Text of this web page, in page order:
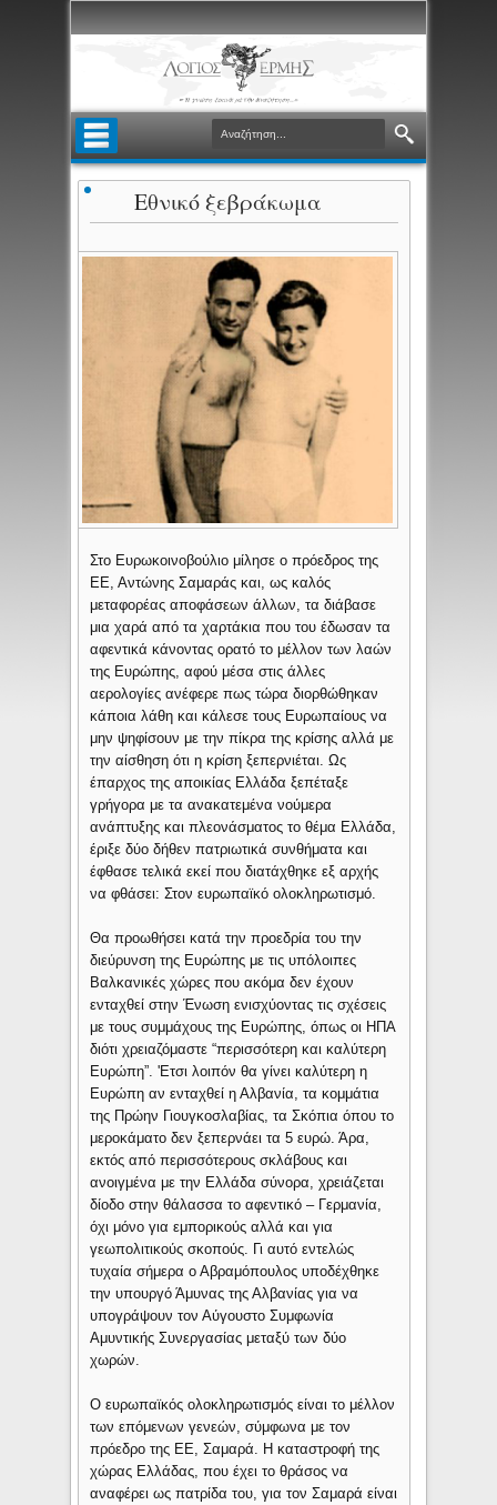
Εθνικό ξεβράκωμα
Στο Ευρωκοινοβούλιο μίλησε ο πρόεδρος της
ΕΕ, Αντώνης Σαμαράς και, ως καλός
μεταφορέας αποφάσεων άλλων, τα διάβασε
μια χαρά από τα χαρτάκια που του έδωσαν τα
αφεντικά κάνοντας ορατό το μέλλον των λαών
της Ευρώπης, αφού μέσα στις άλλες
αερολογίες ανέφερε πως τώρα διορθώθηκαν
κάποια λάθη και κάλεσε τους Ευρωπαίους να
μην ψηφίσουν με την πίκρα της κρίσης αλλά με
την αίσθηση ότι η κρίση ξεπερνιέται. Ως
έπαρχος της αποικίας Ελλάδα ξεπέταξε
γρήγορα με τα ανακατεμένα νούμερα
ανάπτυξης και πλεονάσματος το θέμα Ελλάδα,
έριξε δύο δήθεν πατριωτικά συνθήματα και
έφθασε τελικά εκεί που διατάχθηκε εξ αρχής
να φθάσει: Στον ευρωπαϊκό ολοκληρωτισμό.
Θα προωθήσει κατά την προεδρία του την
διεύρυνση της Ευρώπης με τις υπόλοιπες
Βαλκανικές χώρες που ακόμα δεν έχουν
ενταχθεί στην Ένωση ενισχύοντας τις σχέσεις
με τους συμμάχους της Ευρώπης, όπως οι ΗΠΑ
διότι χρειαζόμαστε “περισσότερη και καλύτερη
Ευρώπη”. 'Ετσι λοιπόν θα γίνει καλύτερη η
Ευρώπη αν ενταχθεί η Αλβανία, τα κομμάτια
της Πρώην Γιουγκοσλαβίας, τα Σκόπια όπου το
μεροκάματο δεν ξεπερνάει τα 5 ευρώ. Άρα,
εκτός από περισσότερους σκλάβους και
ανοιγμένα με την Ελλάδα σύνορα, χρειάζεται
δίοδο στην θάλασσα το αφεντικό – Γερμανία,
όχι μόνο για εμπορικούς αλλά και για
γεωπολιτικούς σκοπούς. Γι αυτό εντελώς
τυχαία σήμερα ο Αβραμόπουλος υποδέχθηκε
την υπουργό Άμυνας της Αλβανίας για να
υπογράψουν τον Αύγουστο Συμφωνία
Αμυντικής Συνεργασίας μεταξύ των δύο
χωρών.
Ο ευρωπαϊκός ολοκληρωτισμός είναι το μέλλον
των επόμενων γενεών, σύμφωνα με τον
πρόεδρο της ΕΕ, Σαμαρά. Η καταστροφή της
χώρας Ελλάδας, που έχει το θράσος να
αναφέρει ως πατρίδα του, για τον Σαμαρά είναι